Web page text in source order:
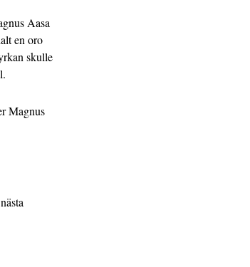
Aasa
en oro
skulle
Magnus